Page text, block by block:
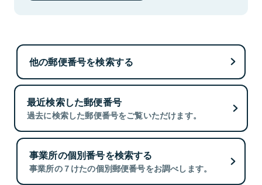
他の郵便番号を検索する
最近検索した郵便番号
過去に検索した郵便番号をご覧いただけます。
事業所の個別番号を検索する
事業所の７けたの個別郵便番号をお調べします。